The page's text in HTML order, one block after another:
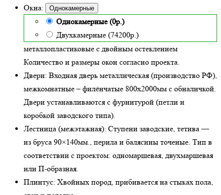
Окна:
Однокамерные
Однокамерные (0р.)
Двухкамерные (74200р.)
металлопластиковые с двойным остеклением
Количество и размеры окон согласно проекта.
Двери: Входная дверь металлическая (производство РФ),
межкомнатные – филёнчатые 800х2000мм с обналичкой.
Двери устанавливаются с фурнитурой (петли и
коробкой заводского типа).
Лестница (межэтажная): Ступени заводские, тетива —
из бруса 90×140мм., перила и балясины точеные. Тип в
соответствии с проектом: одномаршевая, двухмаршевая
или П-образная.
Плинтус: Хвойных пород, прибивается на стыках пола,